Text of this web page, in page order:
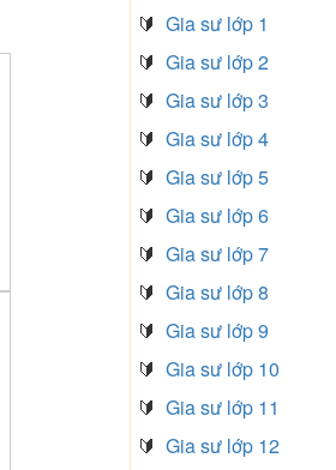
🔰 Gia sư lớp 1
🔰 Gia sư lớp 2
🔰 Gia sư lớp 3
🔰 Gia sư lớp 4
🔰 Gia sư lớp 5
🔰 Gia sư lớp 6
🔰 Gia sư lớp 7
🔰 Gia sư lớp 8
🔰 Gia sư lớp 9
🔰 Gia sư lớp 10
🔰 Gia sư lớp 11
🔰 Gia sư lớp 12